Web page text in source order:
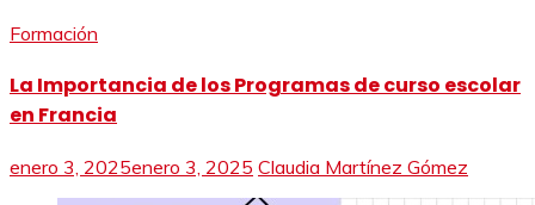
Formación
La Importancia de los Programas de curso escolar
en Francia
enero 3, 2025enero 3, 2025 Claudia Martínez Gómez